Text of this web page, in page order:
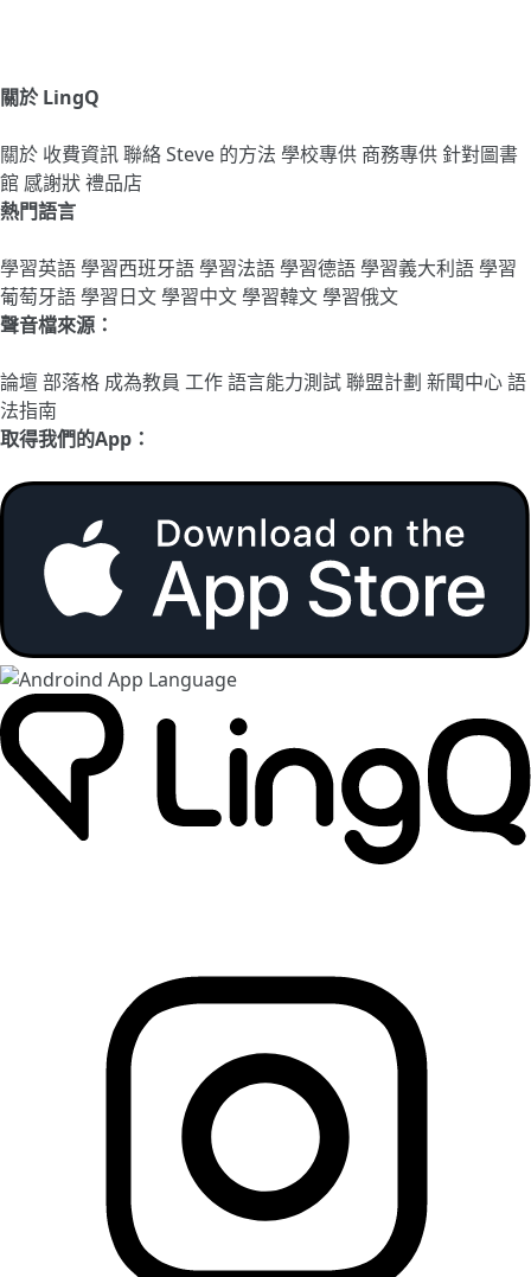
關於 LingQ
關於 收費資訊聯絡Steve 的方法 學校專供 商務專供 針對圖書
館 感謝狀禮品店
熱門語言
學習英語學習西班牙語學習法語學習德語學習義大利語學習
葡萄牙語學習日文學習中文學習韓文學習俄文
聲音檔來源：
論壇部落格 成為教員 工作語言能力測試聯盟計劃 新聞中心語
法指南
取得我們的App：